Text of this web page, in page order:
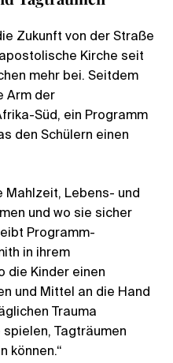
Zukunft von der Straße
Kirche seit
mehr bei. Seitdem
Arm der
Süd, ein Programm
den Schülern einen
Mahlzeit, Lebens- und
und wo sie sicher
Programm-
in ihrem
die Kinder einen
und Mittel an die Hand
Trauma
spielen, Tagträumen
können.“